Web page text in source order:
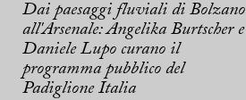
Dai paesaggi fluviali di Bolzano
all'Arsenale: Angelika Burtscher e
Daniele Lupo curano il
programma pubblico del
Padiglione Italia